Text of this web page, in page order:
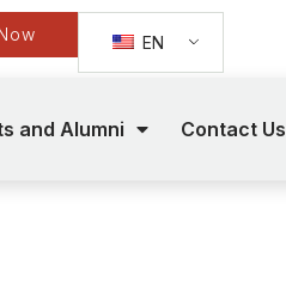
EN
and Alumni Contact Us